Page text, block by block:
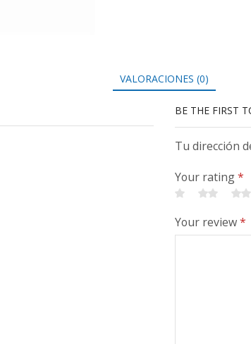
VALORACIONES (0)
BE THE FIRST
Tu dirección
Your rating*
Your review*